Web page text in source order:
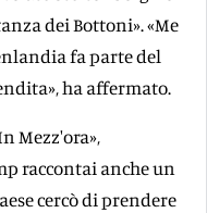
dei Bottoni». «Me
fa parte del
ha affermato.
Mezz'ora»,
raccontai anche un
cercò di prendere